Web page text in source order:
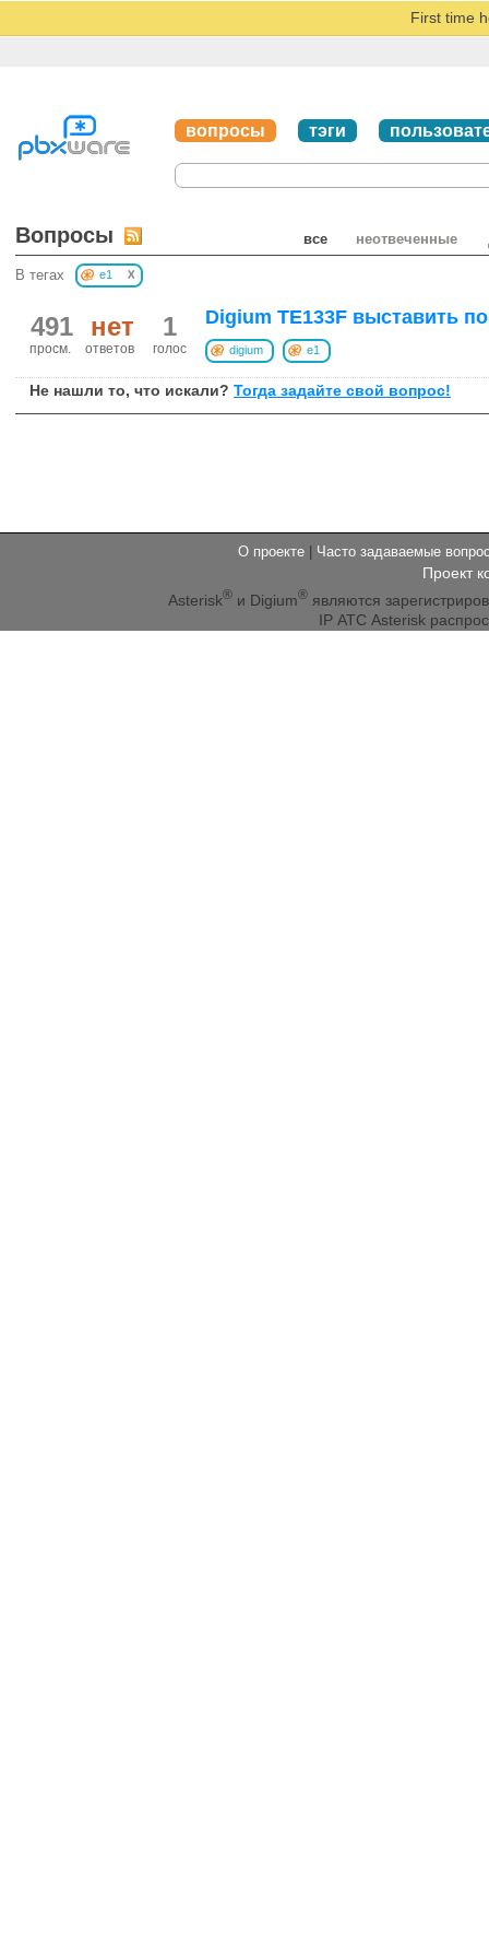
First time
вопросы тэги
все неотвеченные
Вопросы
В тегах e1 x
1
голос
нет
ответов
491
просм.
Digium TE133F выставить
digium e1
Не нашли то, что искали? Тогда задайте свой вопрос!
О проекте | Часто задаваемые
Проект
Asterisk®и Digium®являются
IP АТС Asterisk